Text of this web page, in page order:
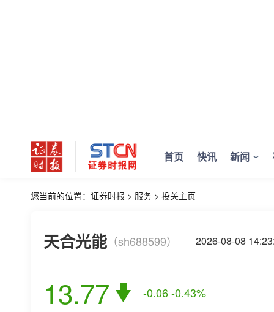
首页 快讯 新闻
您当前的位置： 证券时报 > 服务 > 投关主页
天合光能 （sh688599） 2026-08-08
13.77 -0.06-0.43%